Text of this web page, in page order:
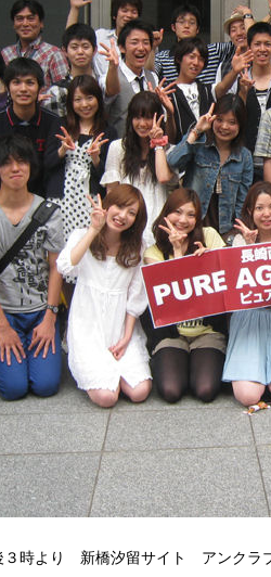
３時より 新橋汐留サイト アンクラ